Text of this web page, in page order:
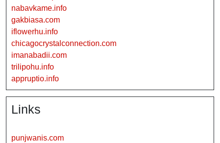
nabavkame.info
gakbiasa.com
iflowerhu.info
chicagocrystalconnection.com
imanabadii.com
trilipohu.info
appruptio.info
Links
punjwanis.com